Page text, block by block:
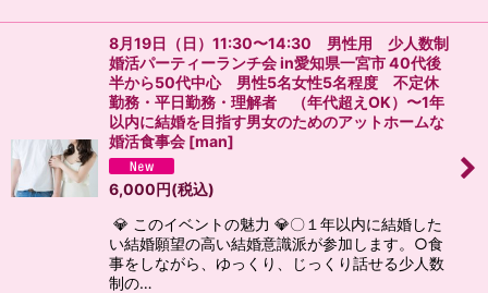
8月19日（日）11:30〜14:30 男性用 少人数制
婚活パーティーランチ会 in愛知県一宮市 40代後
半から50代中心 男性5名女性5名程度 不定休
勤務・平日勤務・理解者 （年代超えOK）〜1年
以内に結婚を目指す男女のためのアットホームな
婚活食事会 [man]
6,000円(税込)
💎 このイベントの魅力 💎〇１年以内に結婚した
い結婚願望の高い結婚意識派が参加します。○食
事をしながら、ゆっくり、じっくり話せる少人数
制の…